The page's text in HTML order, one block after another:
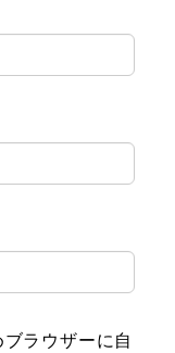
ラウザーに自